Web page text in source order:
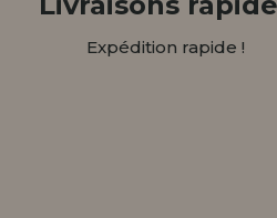
Expédition rapide !